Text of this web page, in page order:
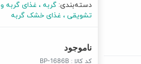
دسته‌بندی:گربه غذای گربه و
تشویقی غذای خشک گربه
ناموجود
کد کالا :BP-1686B